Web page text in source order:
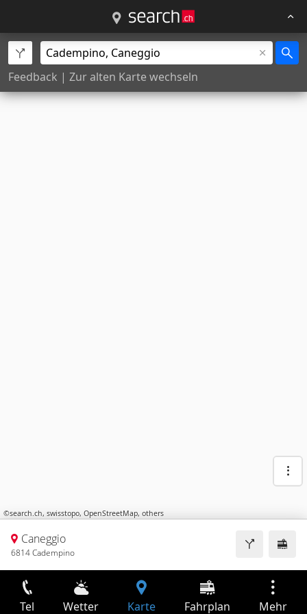
Feedback | Zur alten Karte wechseln
©search.ch, swisstopo, OpenStreetMap, others
Caneggio
6814 Cadempino
Tel Wetter Karte Fahrplan Mehr